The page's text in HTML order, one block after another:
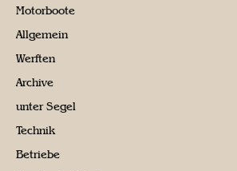
Motorboote
Allgemein
Werften
Archive
unter Segel
Technik
Betriebe